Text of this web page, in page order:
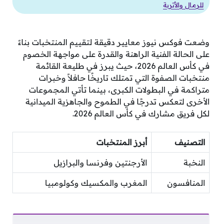
للرمال والأتربة
وضعت فوكس نيوز معايير دقيقة لتقييم المنتخبات بناءً
على الحالة الفنية الراهنة والقدرة على مواجهة الخصوم
في كأس العالم 2026، حيث يبرز في طليعة القائمة
منتخبات الصفوة التي تمتلك تاريخًا حافلاً وخبرات
متراكمة في البطولات الكبرى، بينما تأتي المجموعات
الأخرى لتعكس تدرجًا في الطموح والجاهزية الميدانية
لكل فريق مشارك في كأس العالم 2026.
التصنيف أبرز المنتخبات
النخبة الأرجنتين وفرنسا والبرازيل
المنافسون المغرب والمكسيك وكولومبيا